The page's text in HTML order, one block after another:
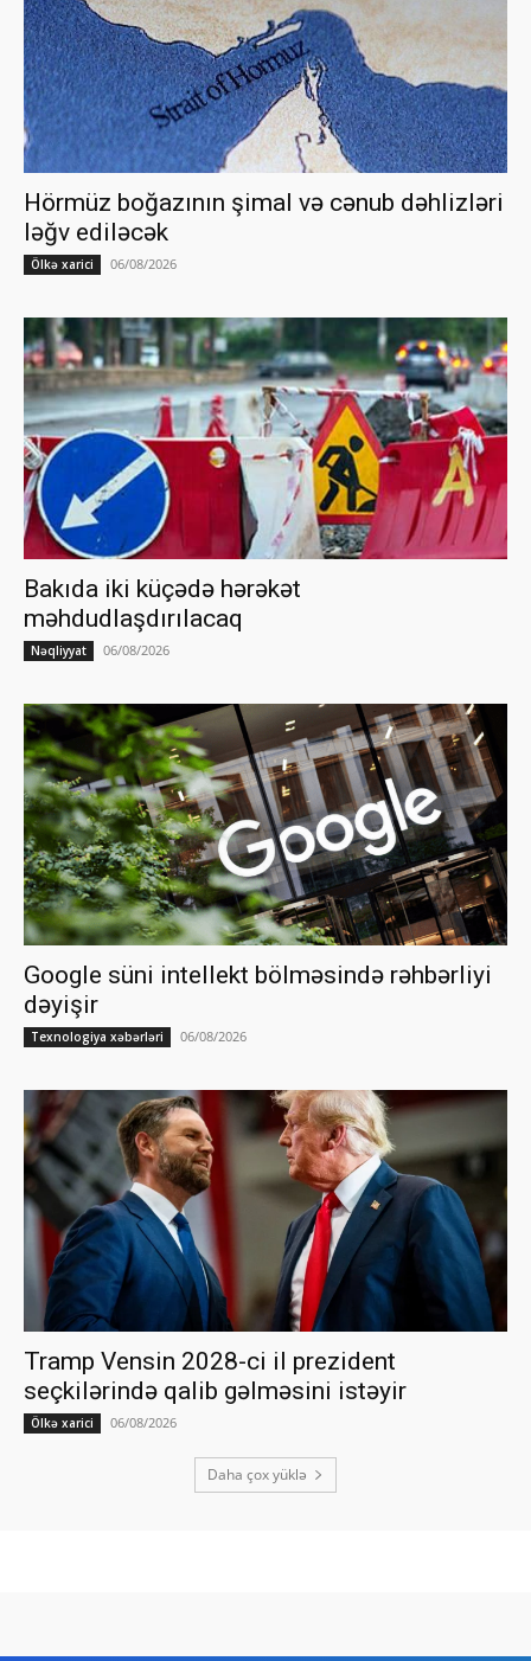
Hörmüz boğazının şimal və cənub dəhlizləri
ləğv ediləcək
Ölkə xarici 06/08/2026
Bakıda iki küçədə hərəkət
məhdudlaşdırılacaq
Nəqliyyat 06/08/2026
Google süni intellekt bölməsində rəhbərliyi
dəyişir
Texnologiya xəbərləri 06/08/2026
Tramp Vensin 2028-ci il prezident
seçkilərində qalib gəlməsini istəyir
Ölkə xarici 06/08/2026
Daha çox yüklə